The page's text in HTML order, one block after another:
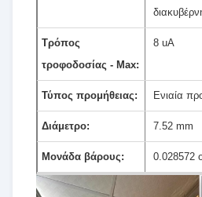
Τρόπος
τροφοδοσίας - Max:
8 uA
Τύπος προμήθειας: Ενιαία
Διάμετρο: 7.52 mm
Μονάδα βάρους: 0.028572